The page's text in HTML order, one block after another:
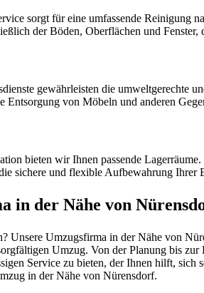
sorgt für eine umfassende Reinigung
der Böden, Oberflächen und
gewährleisten die umweltgerechte
Entsorgung von Möbeln und anderen
bieten wir Ihnen passende
sichere und flexible Aufbewahrung Ihrer
in der Nähe von
Unsere Umzugsfirma in der Nähe von
Umzug. Von der Planung bis
Service zu bieten, der Ihnen hilft,
in der Nähe von Nürensdorf.